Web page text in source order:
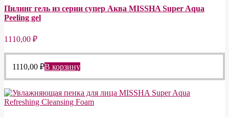
Пилинг гель из серии супер Аква MISSHA Super Aqua
Peeling gel
1110,00 ₽
1110,00 ₽В корзину